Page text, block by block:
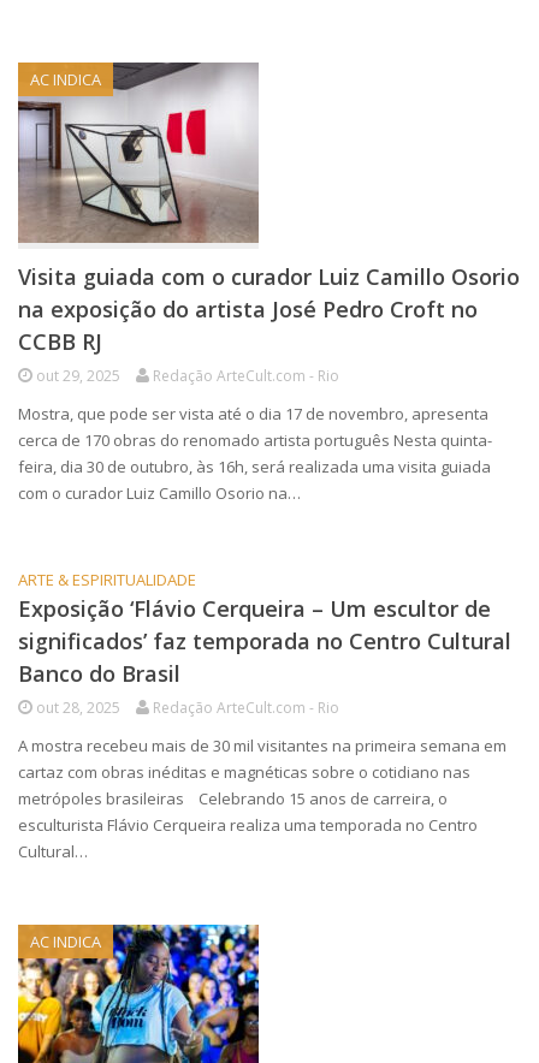
AC INDICA
Visita guiada com o curador Luiz Camillo Osorio
na exposição do artista José Pedro Croft no
CCBB RJ
out 29, 2025 Redação ArteCult.com - Rio
Mostra, que pode ser vista até o dia 17 de novembro, apresenta
cerca de 170 obras do renomado artista português Nesta quinta-
feira, dia 30 de outubro, às 16h, será realizada uma visita guiada
com o curador Luiz Camillo Osorio na…
ARTE & ESPIRITUALIDADE
Exposição ‘Flávio Cerqueira – Um escultor de
significados’ faz temporada no Centro Cultural
Banco do Brasil
out 28, 2025 Redação ArteCult.com - Rio
A mostra recebeu mais de 30 mil visitantes na primeira semana em
cartaz com obras inéditas e magnéticas sobre o cotidiano nas
metrópoles brasileiras Celebrando 15 anos de carreira, o
esculturista Flávio Cerqueira realiza uma temporada no Centro
Cultural…
AC INDICA